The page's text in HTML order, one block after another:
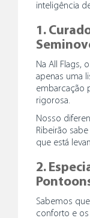
inteligência
1.
Na All Flags,
apenas uma
embarcação
rigorosa.
Nosso
Ribeirão
que está
2.
Sabemos
conforto e